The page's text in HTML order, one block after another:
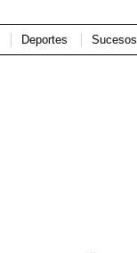
Deportes Sucesos